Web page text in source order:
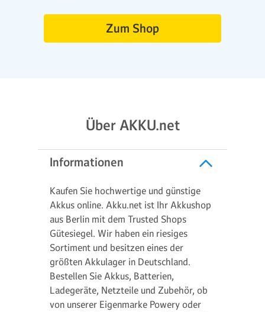
Zum Shop
Über AKKU.net
Informationen
Kaufen Sie hochwertige und günstige
Akkus online. Akku.net ist Ihr Akkushop
aus Berlin mit dem Trusted Shops
Gütesiegel. Wir haben ein riesiges
Sortiment und besitzen eines der
größten Akkulager in Deutschland.
Bestellen Sie Akkus, Batterien,
Ladegeräte, Netzteile und Zubehör, ob
von unserer Eigenmarke Powery oder